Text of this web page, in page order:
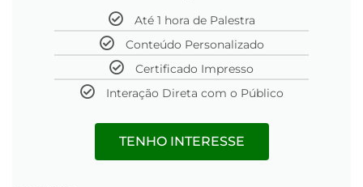
Até 1 hora de Palestra
Conteúdo Personalizado
Certificado Impresso
Interação Direta com o Público
TENHO INTERESSE